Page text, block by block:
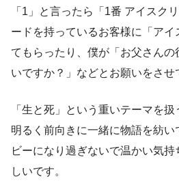
「1」と言ったら「1番 アイスク
ードを持っているお客様に「ア
てもらったり、僕が「お父さん
いですか？」などとお願いをさせ
「生と死」という重いテーマを
明るく前向きに一緒に物語を紡
ビーになり過ぎないで温かい気
しいです。